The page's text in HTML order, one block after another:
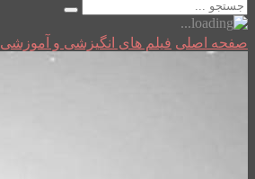
صفحه اصلی فیلم های انگیزشی و آموزشی